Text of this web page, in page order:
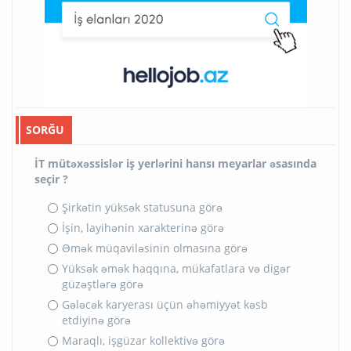
SORĞU
İT mütəxəssislər iş yerlərini hansı meyarlar əsasında
seçir ?
Şirkətin yüksək statusuna görə
İşin, layihənin xarakterinə görə
Əmək müqaviləsinin olmasına görə
Yüksək əmək haqqına, mükafatlara və digər
güzəştlərə görə
Gələcək karyerası üçün əhəmiyyət kəsb
etdiyinə görə
Maraqlı, işgüzar kollektivə görə